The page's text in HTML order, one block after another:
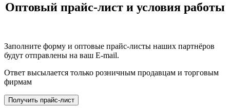
Оптовый прайс-лист и условия работы
Заполните форму и оптовые прайс-листы наших партнёров
будут отправлены на ваш E-mail.
Ответ высылается только розничным продавцам и торговым
фирмам
Получить прайс-лист